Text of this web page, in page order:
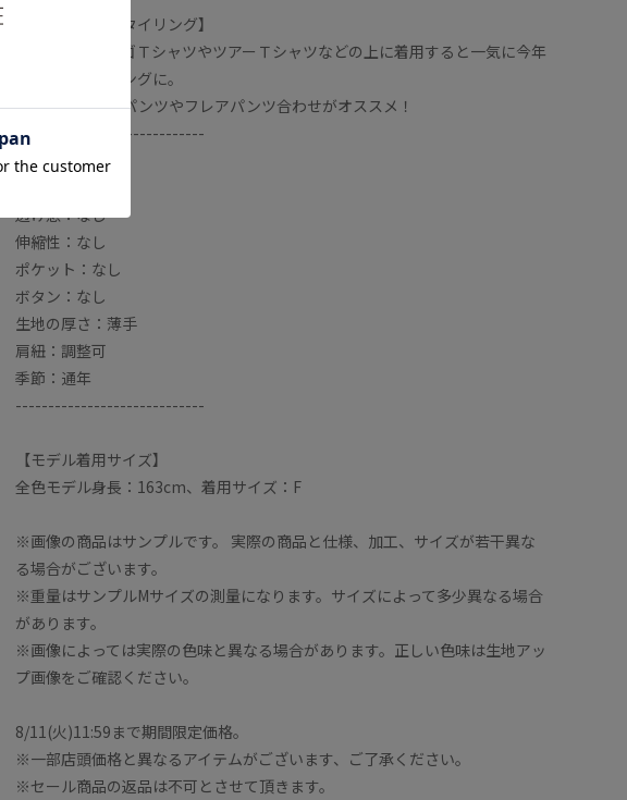
の上から着るだけでシンプルなコーディネートが華やかさをプラスにでき
【おすすめのスタイリング】
カジュアルなロゴＴシャツやツアーＴシャツなどの上に着用すると一気に今年
らしいスタイリングに。
デニムのワイドパンツやフレアパンツ合わせがオススメ！
-----------------------------
裏地：なし
透け感：なし
伸縮性：なし
ポケット：なし
ボタン：なし
生地の厚さ：薄手
肩紐：調整可
季節：通年
-----------------------------
【モデル着用サイズ】
全色モデル身長：163cm、着用サイズ：F
※画像の商品はサンプルです。 実際の商品と仕様、加工、サイズが若干異な
る場合がございます。
※重量はサンプルMサイズの測量になります。サイズによって多少異なる場合
があります。
※画像によっては実際の色味と異なる場合があります。正しい色味は生地アッ
プ画像をご確認ください。
8/11(火)11:59まで期間限定価格。
※一部店頭価格と異なるアイテムがございます、ご了承ください。
※セール商品の返品は不可とさせて頂きます。